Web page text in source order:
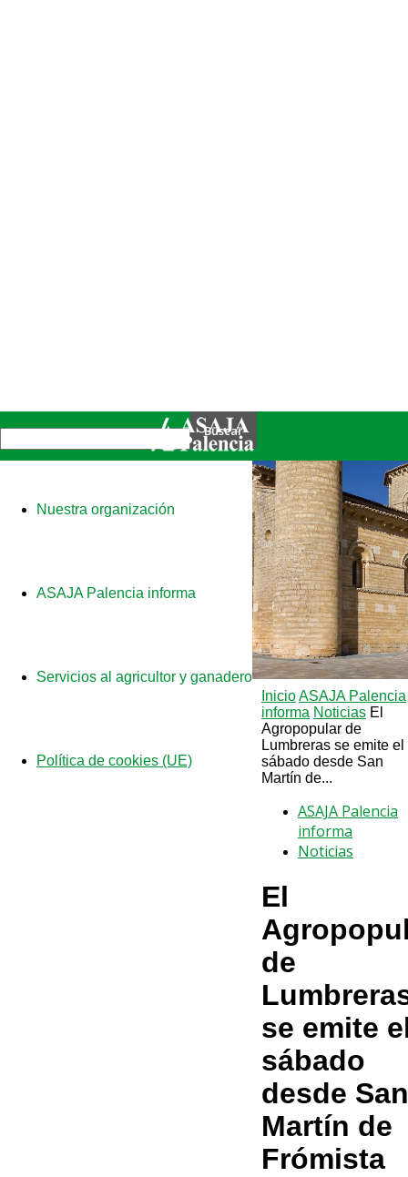
Nuestra organización
ASAJA Palencia informa
Servicios al agricultor y ganadero
Política de cookies (UE)
InicioASAJA Palencia
informa Noticias El
Agropopular de
Lumbreras se emite el
sábado desde San
Martín de...
ASAJA Palencia
informa
Noticias
El
de
se emite
sábado
desde San
Martín de
Frómista